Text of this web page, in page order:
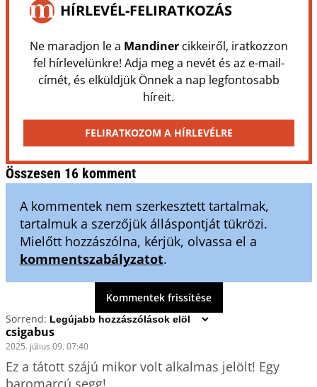
HÍRLEVÉL-FELIRATKOZÁS
Ne maradjon le a Mandinercikkeiről, iratkozzon
fel hírlevelünkre! Adja meg a nevét és az e-mail-
címét, és elküldjük Önnek a nap legfontosabb
híreit.
FELIRATKOZOM A HÍRLEVÉLRE
Összesen 16 komment
A kommentek nem szerkesztett tartalmak,
tartalmuk a szerzőjük álláspontját tükrözi.
Mielőtt hozzászólna, kérjük, olvassa el a
kommentszabályzatot.
Kommentek frissítése
Sorrend:
csigabus
2025. július 09. 07:40
Ez a tátott szájú mikor volt alkalmas jelölt! Egy
baromarcú segg!